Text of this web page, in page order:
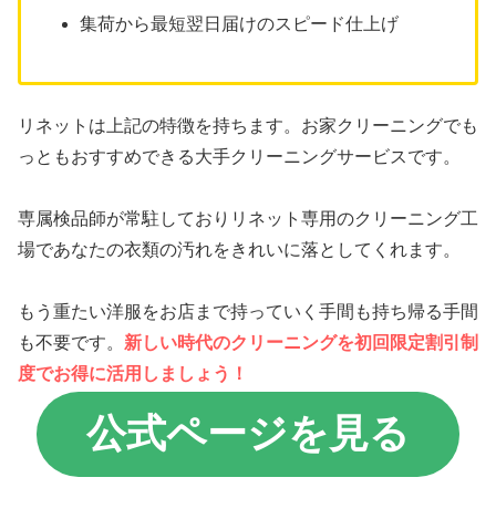
集荷から最短翌日届けのスピード仕上げ
リネットは上記の特徴を持ちます。お家クリーニングでも
っともおすすめできる大手クリーニングサービスです。
専属検品師が常駐しておりリネット専用のクリーニング工
場であなたの衣類の汚れをきれいに落としてくれます。
もう重たい洋服をお店まで持っていく手間も持ち帰る手間
も不要です。 新しい時代のクリーニングを初回限定割引制
度でお得に活用しましょう！
公式ページを見る